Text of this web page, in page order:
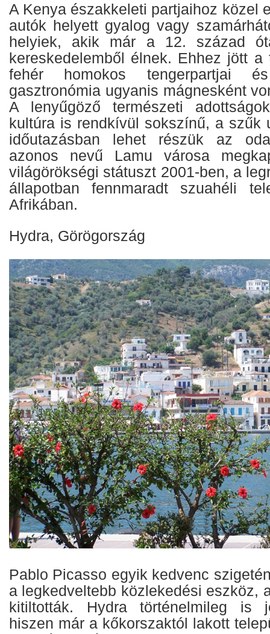
A Kenya északkeleti partjaihoz közel
autók helyett gyalog vagy
helyiek, akik már a 12. század
kereskedelemből élnek. Ehhez jött
fehér homokos tengerpartjai
gasztronómia ugyanis mágnesként
A lenyűgöző természeti
kultúra is rendkívül sokszínű, a szűk
időutazásban lehet részük az
azonos nevű Lamu városa
világörökségi státuszt 2001-ben, a
állapotban fennmaradt szuahéli
Afrikában.
Hydra, Görögország
Pablo Picasso egyik kedvenc
a legkedveltebb közlekedési eszköz,
kitiltották. Hydra történelmileg is
hiszen már a kőkorszaktól lakott